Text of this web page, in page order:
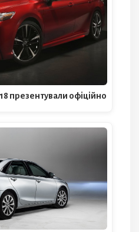
презентували офіційно